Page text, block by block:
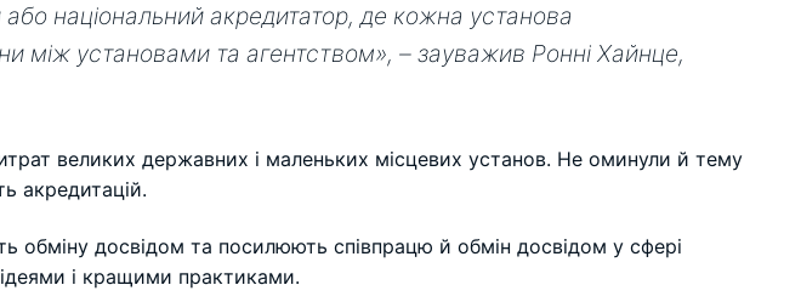
національний акредитатор, де кожна установа
між установами та агентством», – зауважив Ронні Хайнце,
великих державних і маленьких місцевих установ. Не оминули й тему
акредитацій.
обміну досвідом та посилюють співпрацю й обмін досвідом у сфері
ідеями і кращими практиками.